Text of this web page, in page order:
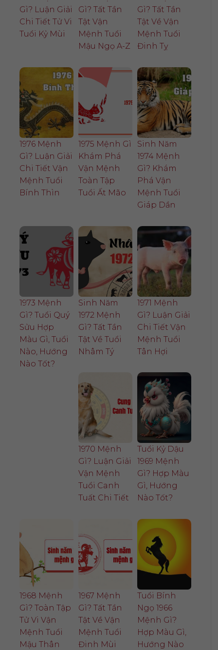
Gì? Luận Giải
Chi Tiết Tử Vi
Tuổi Kỷ Mùi
Gì? Tất Tần
Tật Vận
Mệnh Tuổi
Mậu Ngọ A-Z
Gì? Tất Tần
Tật Về Vận
Mệnh Tuổi
Đinh Tỵ
1976 Mệnh
Gì? Luận Giải
Chi Tiết Vận
Mệnh Tuổi
Bính Thìn
1975 Mệnh Gì
Khám Phá
Vận Mệnh
Toàn Tập
Tuổi Ất Mão
Sinh Năm
1974 Mệnh
Gì? Khám
Phá Vận
Mệnh Tuổi
Giáp Dần
1973 Mệnh
Gì? Tuổi Quý
Sửu Hợp
Màu Gì, Tuổi
Nào, Hướng
Nào Tốt?
Sinh Năm
1972 Mệnh
Gì? Tất Tần
Tật Về Tuổi
Nhâm Tý
1971 Mệnh
Gì? Luận Giải
Chi Tiết Vận
Mệnh Tuổi
Tân Hợi
1970 Mệnh
Gì? Luận Giải
Vận Mệnh
Tuổi Canh
Tuất Chi Tiết
Tuổi Kỷ Dậu
1969 Mệnh
Gì? Hợp Màu
Gì, Hướng
Nào Tốt?
1968 Mệnh
Gì? Toàn Tập
Tử Vi Vận
Mệnh Tuổi
Mậu Thân
1967 Mệnh
Gì? Tất Tần
Tật Về Vận
Mệnh Tuổi
Đinh Mùi
Tuổi Bính
Ngọ 1966
Mệnh Gì?
Hợp Màu Gì,
Hướng Nào